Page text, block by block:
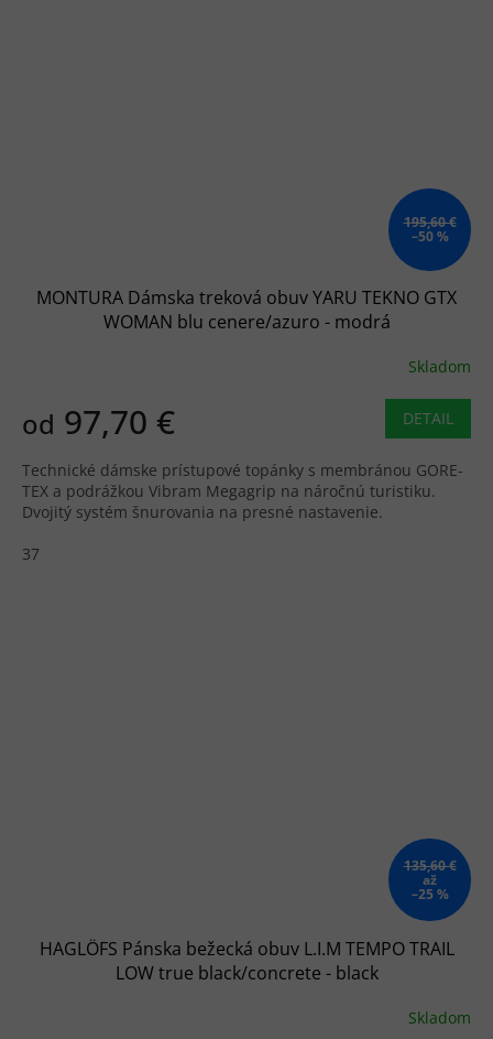
195,60 €
–50 %
MONTURA Dámska treková obuv YARU TEKNO GTX
WOMAN blu cenere/azuro - modrá
Skladom
od 97,70 € DETAIL
Technické dámske prístupové topánky s membránou GORE-
TEX a podrážkou Vibram Megagrip na náročnú turistiku.
Dvojitý systém šnurovania na presné nastavenie.
37
135,60 €
až
–25 %
HAGLÖFS Pánska bežecká obuv L.I.M TEMPO TRAIL
LOW true black/concrete - black
Skladom